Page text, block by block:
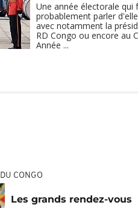
Une année électorale qui
probablement parler
avec notamment la
RD Congo ou encore au
Année ...
CONGO
Les grands rendez-vous